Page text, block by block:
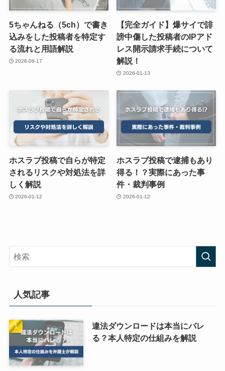
5ちゃんねる（5ch）で書き
込みをした投稿者を特定す
る流れと用語解説
2026-06-17
【完全ガイド】爆サイで誹
謗中傷した投稿者のIPアド
レス開示請求手続について
解説！
2026-01-13
ホスラブ投稿で自らが特定
されるリスクや対処法を詳
しく解説
2026-01-12
ホスラブ投稿で逮捕もあり
得る！？実際にあった事
件・裁判事例
2026-01-12
人気記事
違法ダウンロードは本当にバレ
る？本人特定の仕組みを解説